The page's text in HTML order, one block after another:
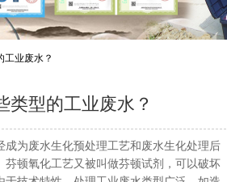
工业废水？
类型的工业废水？
为废水生化预处理工艺和废水生化处理后
顿氧化工艺又被叫做芬顿试剂，可以破坏